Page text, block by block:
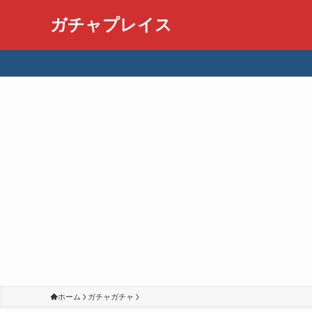
ガチャプレイス
ホーム ガチャガチャ